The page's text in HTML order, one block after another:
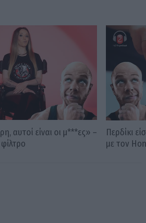
αυτοί είναι οι μ***ες» –
Περδίκι
με τον